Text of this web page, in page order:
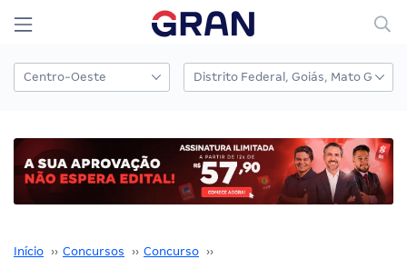
Início ›› Concursos ›› Concurso ››